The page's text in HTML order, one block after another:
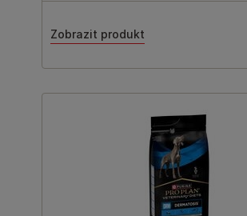
Zobrazit produkt